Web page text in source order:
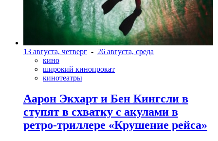
13 августа, четверг - 26 августа, среда
кино
широкий кинопрокат
кинотеатры
Аарон Экхарт и Бен Кингсли в
ступят в схватку с акулами в
ретро-триллере «Крушение рейса»